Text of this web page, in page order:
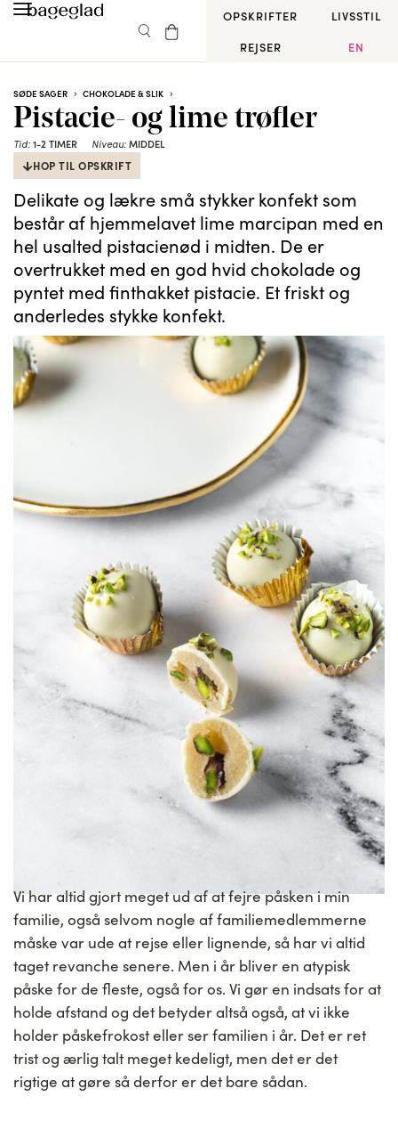
OPSKRIFTER
LIVSSTIL
REJSER
EN
SØDE SAGER CHOKOLADE & SLIK
Pistacie- og lime trøfler
Tid: 1-2 TIMER Niveau: MIDDEL
HOP TIL OPSKRIFT
Delikate og lækre små stykker konfekt som
består af hjemmelavet lime marcipan med en
hel usalted pistacienød i midten. De er
overtrukket med en god hvid chokolade og
pyntet med finthakket pistacie. Et friskt og
anderledes stykke konfekt.
Vi har altid gjort meget ud af at fejre påsken i min
familie, også selvom nogle af familiemedlemmerne
måske var ude at rejse eller lignende, så har vi altid
taget revanche senere. Men i år bliver en atypisk
påske for de fleste, også for os. Vi gør en indsats for at
holde afstand og det betyder altså også, at vi ikke
holder påskefrokost eller ser familien i år. Det er ret
trist og ærlig talt meget kedeligt, men det er det
rigtige at gøre så derfor er det bare sådan.